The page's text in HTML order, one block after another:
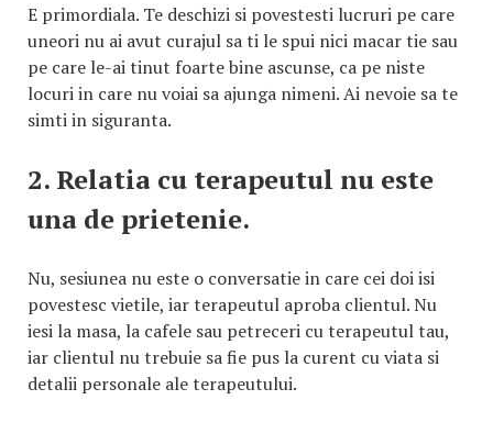
E primordiala. Te deschizi si povestesti lucruri pe care
uneori nu ai avut curajul sa ti le spui nici macar tie sau
pe care le-ai tinut foarte bine ascunse, ca pe niste
locuri in care nu voiai sa ajunga nimeni. Ai nevoie sa te
simti in siguranta.
2. Relatia cu terapeutul nu este
una de prietenie.
Nu, sesiunea nu este o conversatie in care cei doi isi
povestesc vietile, iar terapeutul aproba clientul. Nu
iesi la masa, la cafele sau petreceri cu terapeutul tau,
iar clientul nu trebuie sa fie pus la curent cu viata si
detalii personale ale terapeutului.